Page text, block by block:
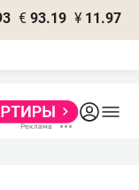
€ 93.19 ¥ 11.97